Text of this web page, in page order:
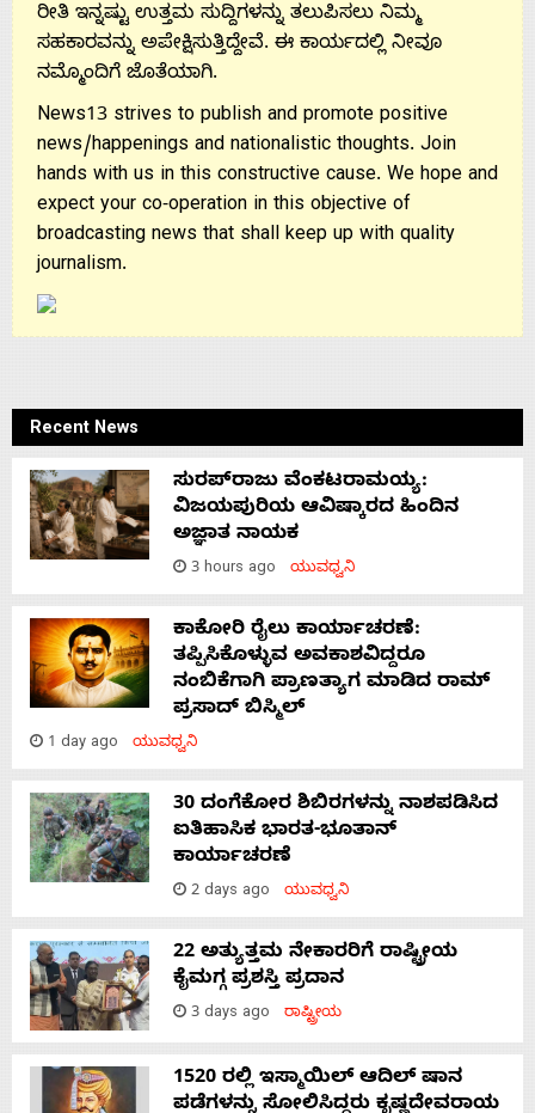
ರೀತಿ ಇನ್ನಷ್ಟು ಉತ್ತಮ ಸುದ್ದಿಗಳನ್ನು ತಲುಪಿಸಲು ನಿಮ್ಮ
ಸಹಕಾರವನ್ನು ಅಪೇಕ್ಷಿಸುತ್ತಿದ್ದೇವೆ. ಈ ಕಾರ್ಯದಲ್ಲಿ ನೀವೂ
ನಮ್ಮೊಂದಿಗೆ ಜೊತೆಯಾಗಿ.
News13 strives to publish and promote positive
news/happenings and nationalistic thoughts. Join
hands with us in this constructive cause. We hope and
expect your co-operation in this objective of
broadcasting news that shall keep up with quality
journalism.
Recent News
ಸುರಪ್‌ರಾಜು ವೆಂಕಟರಾಮಯ್ಯ:
ವಿಜಯಪುರಿಯ ಆವಿಷ್ಕಾರದ ಹಿಂದಿನ
ಅಜ್ಞಾತ ನಾಯಕ
3 hours ago ಯುವಧ್ವನಿ
ಕಾಕೋರಿ ರೈಲು ಕಾರ್ಯಾಚರಣೆ:
ತಪ್ಪಿಸಿಕೊಳ್ಳುವ ಅವಕಾಶವಿದ್ದರೂ
ನಂಬಿಕೆಗಾಗಿ ಪ್ರಾಣತ್ಯಾಗ ಮಾಡಿದ ರಾಮ್
ಪ್ರಸಾದ್ ಬಿಸ್ಮಿಲ್
1 day ago ಯುವಧ್ವನಿ
30 ದಂಗೆಕೋರ ಶಿಬಿರಗಳನ್ನು ನಾಶಪಡಿಸಿದ
ಐತಿಹಾಸಿಕ ಭಾರತ-ಭೂತಾನ್
ಕಾರ್ಯಾಚರಣೆ
2 days ago ಯುವಧ್ವನಿ
22 ಅತ್ಯುತ್ತಮ ನೇಕಾರರಿಗೆ ರಾಷ್ಟ್ರೀಯ
ಕೈಮಗ್ಗ ಪ್ರಶಸ್ತಿ ಪ್ರದಾನ
3 days ago ರಾಷ್ಟ್ರೀಯ
1520 ರಲ್ಲಿ ಇಸ್ಮಾಯಿಲ್ ಆದಿಲ್ ಷಾನ
ಪಡೆಗಳನ್ನು ಸೋಲಿಸಿದ್ದರು ಕೃಷ್ಣದೇವರಾಯ